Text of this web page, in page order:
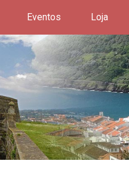
Eventos Loja